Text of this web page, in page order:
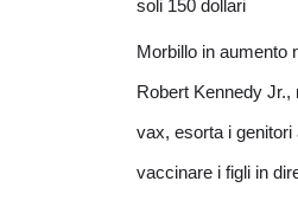
soli 150 dollari
Morbillo in aumento
Robert Kennedy Jr.,
vax, esorta i genitori
vaccinare i figli in